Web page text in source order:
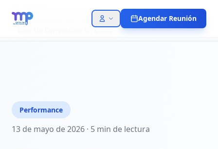
Blog
Como Utilizar La Psicologia Del Color Para Mejorar La
Tasa De Conversion En Camp
Agendar Reunión
Performance
13 de mayo de 2026 · 5 min de lectura